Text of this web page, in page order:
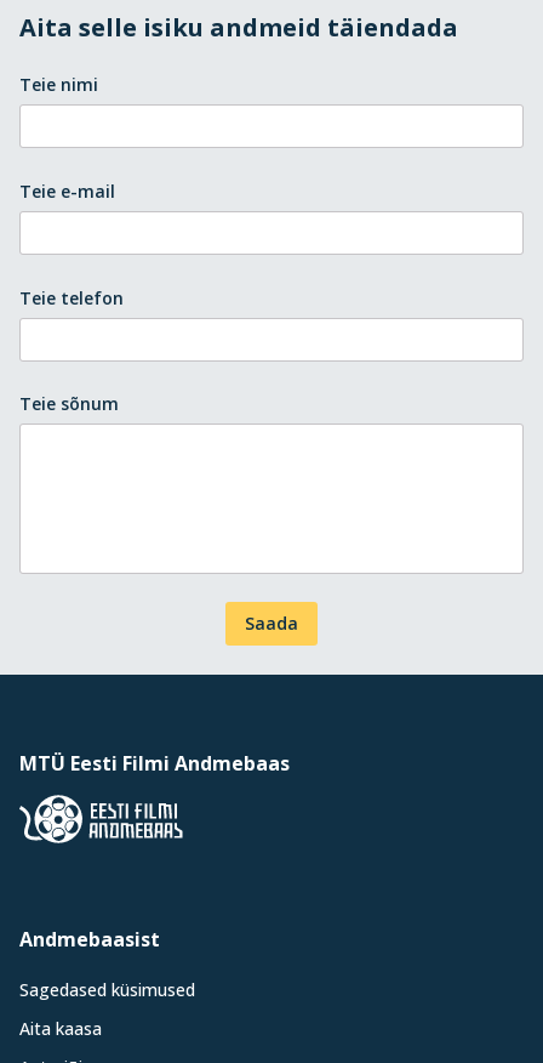
Aita selle isiku andmeid täiendada
Teie nimi
Teie e-mail
Teie telefon
Teie sõnum
Saada
MTÜ Eesti Filmi Andmebaas
Andmebaasist
Sagedased küsimused
Aita kaasa